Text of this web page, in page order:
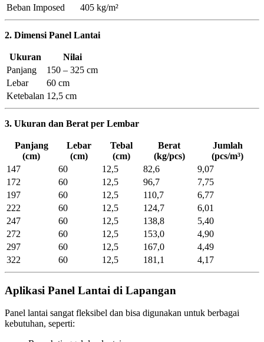
Beban Imposed
405 kg/m²
2. Dimensi Panel Lantai
Ukuran
Nilai
Panjang
150 – 325 cm
Lebar
60 cm
Ketebalan 12,5 cm
3. Ukuran dan Berat per Lembar
Panjang
(cm)
Lebar
(cm)
Tebal
(cm)
Berat
(kg/pcs)
Jumlah
(pcs/m³)
147
60 12,5 82,6
9,07
172
60 12,5 96,7
7,75
197
60 12,5 110,7
6,77
222
60 12,5 124,7
6,01
247
60 12,5 138,8
5,40
272
60 12,5 153,0
4,90
297
60 12,5 167,0
4,49
322
60 12,5 181,1 4,17
Aplikasi Panel Lantai di Lapangan
Panel lantai sangat fleksibel dan bisa digunakan untuk berbagai
kebutuhan, seperti: